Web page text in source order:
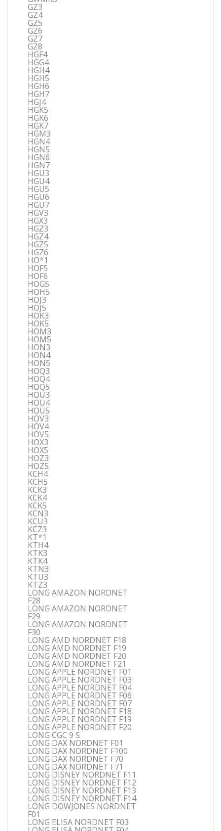
GZ3
GZ4
GZ5
GZ6
GZ7
GZ8
HGF4
HGG4
HGH4
HGH5
HGH6
HGH7
HGJ4
HGK5
HGK6
HGK7
HGM3
HGN4
HGN5
HGN6
HGN7
HGU3
HGU4
HGU5
HGU6
HGU7
HGV3
HGX3
HGZ3
HGZ4
HGZ5
HGZ6
HO*1
HOF5
HOF6
HOG5
HOH5
HOJ3
HOJ5
HOK3
HOK5
HOM3
HOM5
HON3
HON4
HON5
HOQ3
HOQ4
HOQ5
HOU3
HOU4
HOU5
HOV3
HOV4
HOV5
HOX3
HOX5
HOZ3
HOZ5
KCH4
KCH5
KCK3
KCK4
KCK5
KCN3
KCU3
KCZ3
KT*1
KTH4
KTK3
KTK4
KTN3
KTU3
KTZ3
LONG AMAZON NORDNET
F28
LONG AMAZON NORDNET
F29
LONG AMAZON NORDNET
F30
LONG AMD NORDNET F18
LONG AMD NORDNET F19
LONG AMD NORDNET F20
LONG AMD NORDNET F21
LONG APPLE NORDNET F01
LONG APPLE NORDNET F03
LONG APPLE NORDNET F04
LONG APPLE NORDNET F06
LONG APPLE NORDNET F07
LONG APPLE NORDNET F18
LONG APPLE NORDNET F19
LONG APPLE NORDNET F20
LONG CGC 9 S
LONG DAX NORDNET F01
LONG DAX NORDNET F100
LONG DAX NORDNET F70
LONG DAX NORDNET F71
LONG DISNEY NORDNET F11
LONG DISNEY NORDNET F12
LONG DISNEY NORDNET F13
LONG DISNEY NORDNET F14
LONG DOWJONES NORDNET
F01
LONG ELISA NORDNET F03